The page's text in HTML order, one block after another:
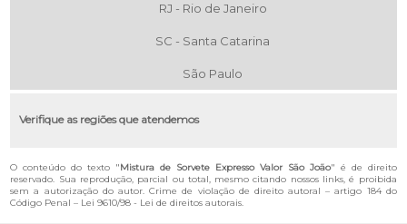
RJ - Rio de Janeiro
SC - Santa Catarina
São Paulo
Verifique as regiões que atendemos
O conteúdo do texto "Mistura de Sorvete Expresso Valor São João" é de direito
reservado. Sua reprodução, parcial ou total, mesmo citando nossos links, é proibida
sem a autorização do autor. Crime de violação de direito autoral – artigo 184 do
Código Penal – Lei 9610/98 - Lei de direitos autorais.